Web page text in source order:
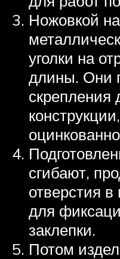
Ножовкой
уголки на
длины. Они
скрепления
сгибают,
отверстия
для
заклепки.
Потом